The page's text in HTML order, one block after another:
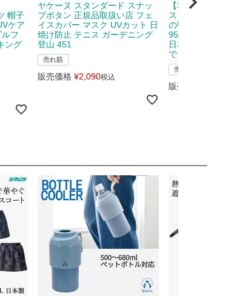
帽子
ケア
フ
ング
ヤケーヌ スタンダード スナッ
プボタン 正規品取扱い店 フェ
イスカバー マスク UVカット 日
焼け防止 テニス ガーデニング
登山 451
売れ筋
販売価格 ¥2,090税込
【3点ゴムでズレに
ス ハンドカバー レ
の甲 日焼け防止 UV
95％ ハンドガード
日本製 ゴルフ 指先
で 278
売れ筋
販売価格